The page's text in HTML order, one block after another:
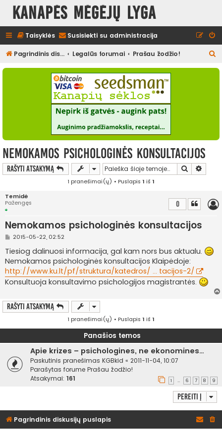
Kanapės mėgėjų lyga
Taisyklės Susisiekti su administracija
Pagrindinis diskusijų puslapis Legalūs forumai Prašau žodžio!
e
Nemokamos psichologinės konsultacijos
Rašyti atsakymą Ieškoti
1 pranešimai(ų) • Puslapis 1 iš 1
Temidė
Pažengęs
Nemokamos psichologinės konsultacijos
0
S
a
n
d
a
r
t
ė
2015-05-22, 02:52
Tiesiog dalinuosi informacija, gal kam nors bus aktualu.
Nemokamos psichologinės konsultacijos Klaipėdoje:
http://www.ku.lt/pf/struktura/katedros/ ... tacijos-2/
Konsultuoja konsultavimo psichologijos magistrantės.
Rašyti atsakymą
1 pranešimai(ų) • Puslapis 1 iš 1
Panašios temos
Apie krizes – psichologines, ne ekonomines…
Paskutinis pranešimas KGBkid « 2011-11-04, 10:07
Parašytas forume Prašau žodžio!
Atsakymai: 161 1 … 6 7 8 9
Pereiti į
Pagrindinis diskusijų puslapis